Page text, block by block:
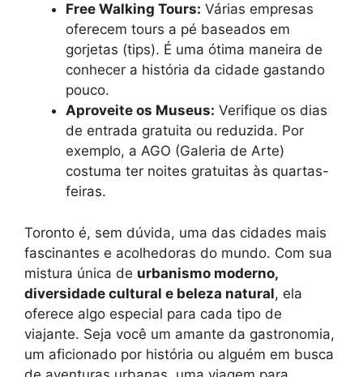
Free Walking Tours: Várias empresas
oferecem tours a pé baseados em
gorjetas (tips). É uma ótima maneira de
conhecer a história da cidade gastando
pouco.
Aproveite os Museus: Verifique os dias
de entrada gratuita ou reduzida. Por
exemplo, a AGO (Galeria de Arte)
costuma ter noites gratuitas às quartas-
feiras.
Toronto é, sem dúvida, uma das cidades mais
fascinantes e acolhedoras do mundo. Com sua
mistura única de urbanismo moderno,
diversidade cultural e beleza natural, ela
oferece algo especial para cada tipo de
viajante. Seja você um amante da gastronomia,
um aficionado por história ou alguém em busca